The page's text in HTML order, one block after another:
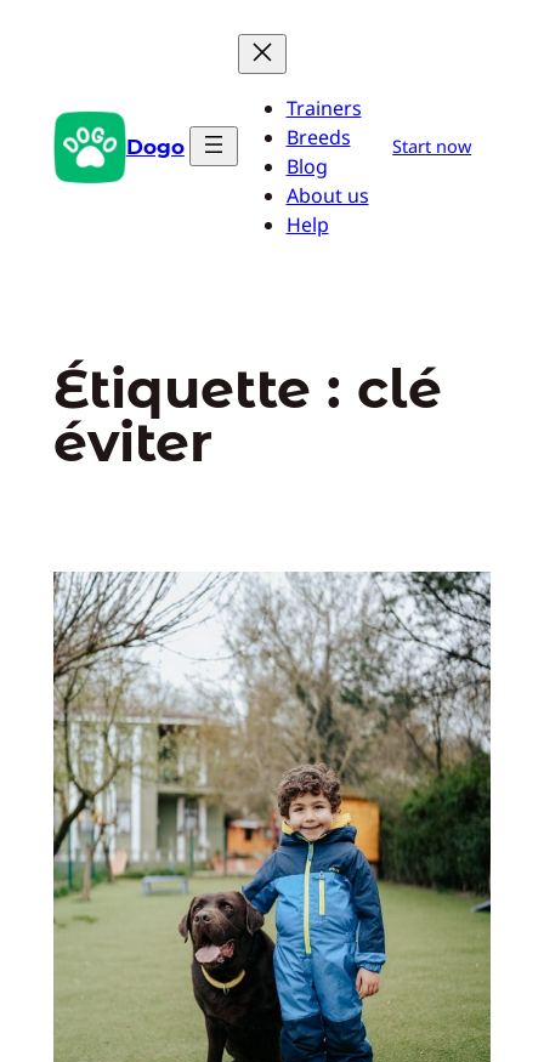
Dogo
Trainers
Breeds
Blog
About us
Help
Start now
Étiquette : clé
éviter